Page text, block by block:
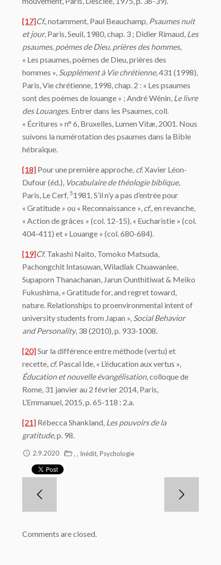
[17]Cf., notamment, Paul Beauchamp, Psaumes nuit
et jour, Paris, Seuil, 1980, chap. 3 ; Didier Rimaud, Les
psaumes, poèmes de Dieu, prières des hommes,
« Les psaumes, poèmes de Dieu, prières des
hommes », Supplément à Vie chrétienne, 431 (1998),
Paris, Vie chrétienne, 1998, chap. 2 : « Les psaumes
sont des poèmes de louange » ; André Wénin, Le livre
des Louanges. Entrer dans les Psaumes, coll.
« Écritures » n° 6, Bruxelles, Lumen Vitæ, 2001. Nous
suivons la numérotation des psaumes dans la Bible
hébraïque.
[18] Pour une première approche, cf. Xavier Léon-
Dufour (éd.), Vocabulaire de théologie biblique,
Paris, Le Cerf, 51981. S’il n’y a pas d’entrée pour
« Gratitude » ou « Reconnaissance », cf., en revanche,
« Action de grâces » (col. 12-15), « Eucharistie » (col.
404-411) et « Louange » (col. 680-684).
[19]Cf. Takashi Naito, Tomoko Matsuda,
Pachongchit Intasuwan, Wiladlak Chuawanlee,
Supaporn Thanachanan, Jarun Ounthitiwat & Meiko
Fukushima, « Gratitude for, and regret toward,
nature. Relationships to proenvironmental intent of
university students from Japan », Social Behavior
and Personality, 38 (2010), p. 933-1008.
[20]Sur la différence entre méthode (vertu) et
recette, cf. Pascal Ide, « L’éducation aux vertus »,
Éducation et nouvelle évangélisation, colloque de
Rome, 31 janvier au 2 février 2014, Paris,
L’Emmanuel, 2015, p. 65-118 : 2.a.
[21] Rébecca Shankland, Les pouvoirs de la
gratitude, p. 98.
2.9.2020 , , Inédit, Psychologie
Comments are closed.